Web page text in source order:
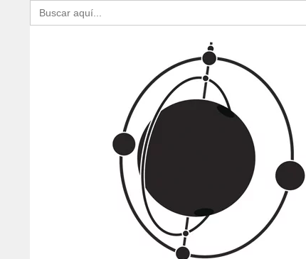
Buscar: